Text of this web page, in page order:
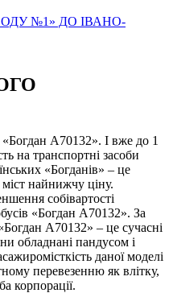
№1» ДО ІВАНО-
А70132». І вже до 1
на транспортні засоби
«Богданів» – це
найнижчу ціну.
собівартості
«Богдан А70132». За
А70132» – це сучасні
обладнані пандусом і
даної моделі
перевезенню як влітку,
корпорації.